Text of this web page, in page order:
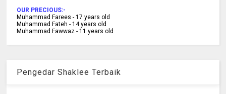
OUR PRECIOUS:-
Muhammad Farees - 17 years old
Muhammad Fateh - 14 years old
Muhammad Fawwaz - 11 years old
Pengedar Shaklee Terbaik